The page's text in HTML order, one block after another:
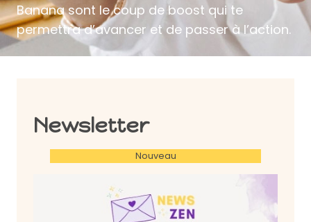
Banana sont le coup de boost qui te
permettra d’avancer et de passer à l’action.
Newsletter
Nouveau